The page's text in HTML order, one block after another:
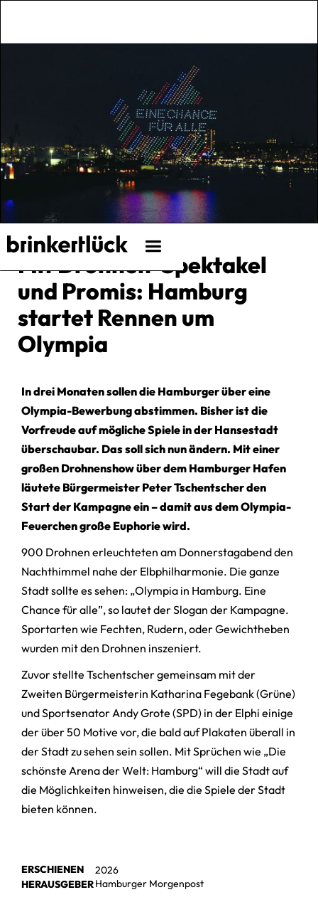
Mit Drohnen-Spektakel
und Promis: Hamburg
startet Rennen um
Olympia
In drei Monaten sollen die Hamburger über eine
Olympia-Bewerbung abstimmen. Bisher ist die
Vorfreude auf mögliche Spiele in der Hansestadt
überschaubar. Das soll sich nun ändern. Mit einer
großen Drohnenshow über dem Hamburger Hafen
läutete Bürgermeister Peter Tschentscher den
Start der Kampagne ein – damit aus dem Olympia-
Feuerchen große Euphorie wird.
900 Drohnen erleuchteten am Donnerstagabend den
Nachthimmel nahe der Elbphilharmonie. Die ganze
Stadt sollte es sehen: „Olympia in Hamburg. Eine
Chance für alle”, so lautet der Slogan der Kampagne.
Sportarten wie Fechten, Rudern, oder Gewichtheben
wurden mit den Drohnen inszeniert.
Zuvor stellte Tschentscher gemeinsam mit der
Zweiten Bürgermeisterin Katharina Fegebank (Grüne)
und Sportsenator Andy Grote (SPD) in der Elphi einige
der über 50 Motive vor, die bald auf Plakaten überall in
der Stadt zu sehen sein sollen. Mit Sprüchen wie „Die
schönste Arena der Welt: Hamburg“ will die Stadt auf
die Möglichkeiten hinweisen, die die Spiele der Stadt
bieten können.
ERSCHIENEN
2026
HERAUSGEBERHamburger Morgenpost